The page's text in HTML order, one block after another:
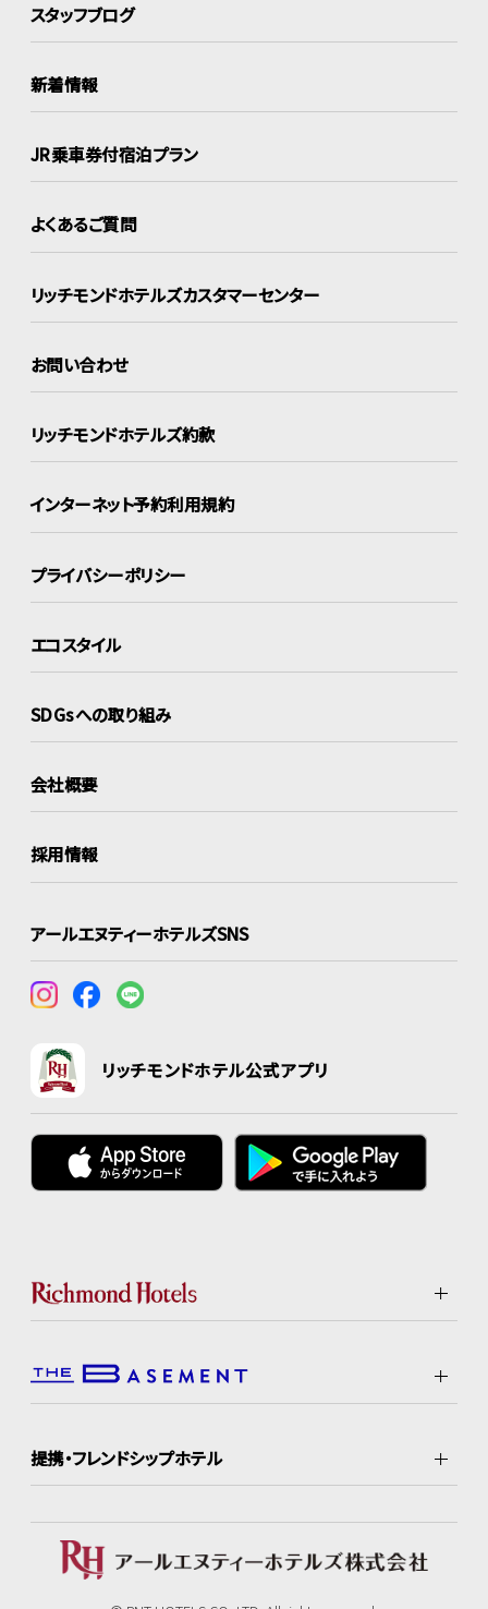
スタッフブログ
新着情報
JR乗車券付宿泊プラン
よくあるご質問
リッチモンドホテルズカスタマーセンター
お問い合わせ
リッチモンドホテルズ約款
インターネット予約利用規約
プライバシーポリシー
エコスタイル
SDGsへの取り組み
会社概要
採用情報
アールエヌティーホテルズSNS
リッチモンドホテル公式アプリ
提携・フレンドシップホテル